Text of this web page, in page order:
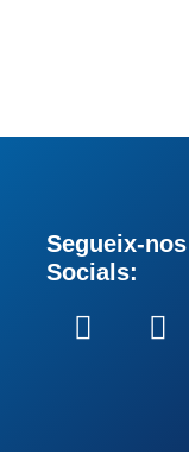
Segueix-
Socials: